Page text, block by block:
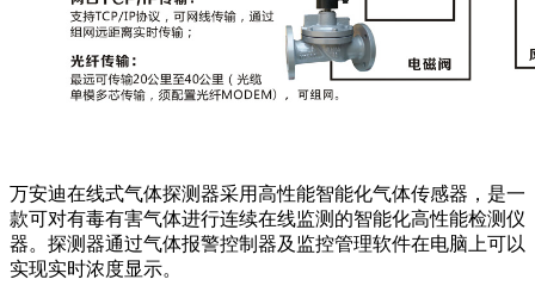
万安迪在线式气体探测器采用高性能智能化气体传感器，是一
款可对有毒有害气体进行连续在线监测的智能化高性能检测仪
器。探测器通过气体报警控制器及监控管理软件在电脑上可以
实现实时浓度显示。